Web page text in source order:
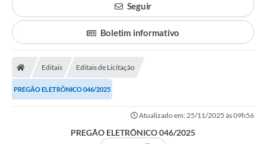
Seguir
Boletim informativo
Editais Editais de Licitação
PREGÃO ELETRÔNICO 046/2025
Atualizado em: 25/11/2025 às 09h56
PREGÃO ELETRÔNICO 046/2025